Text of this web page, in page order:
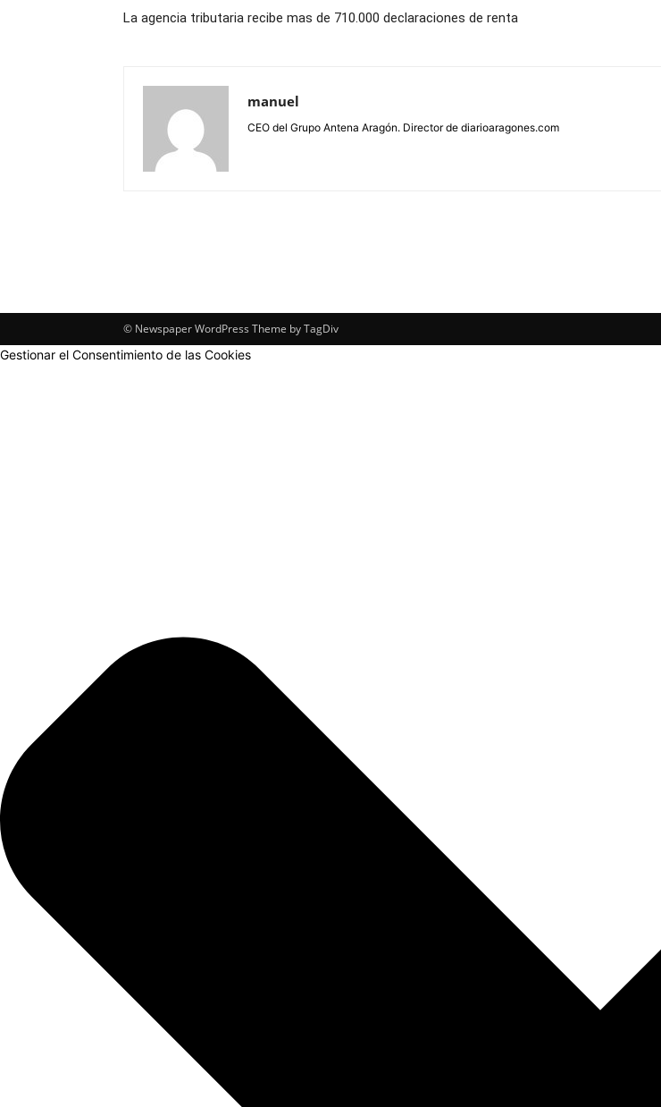
La agencia tributaria recibe mas de 710.000 declaraciones de renta
manuel
CEO del Grupo Antena Aragón. Director de diarioaragones.com
© Newspaper WordPress Theme by TagDiv
Gestionar el Consentimiento de las Cookies